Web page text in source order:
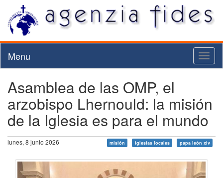
Menu
Asamblea de las OMP, el
arzobispo Lhernould: la misión
de la Iglesia es para el mundo
lunes, 8 junio 2026 misión iglesias locales papa león xiv